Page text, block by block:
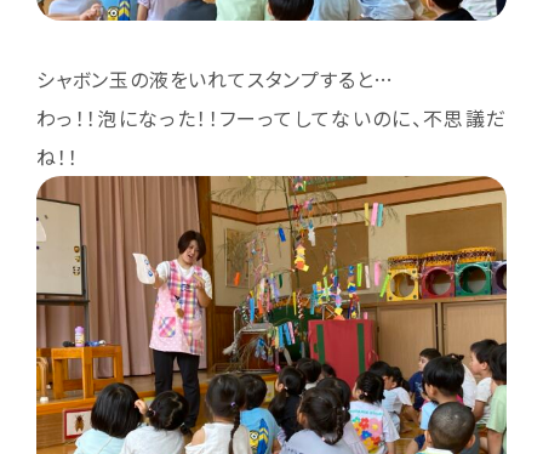
シャボン玉の液をいれてスタンプすると…
わっ！！泡になった！！フーってしてないのに、不思議だ
ね！！